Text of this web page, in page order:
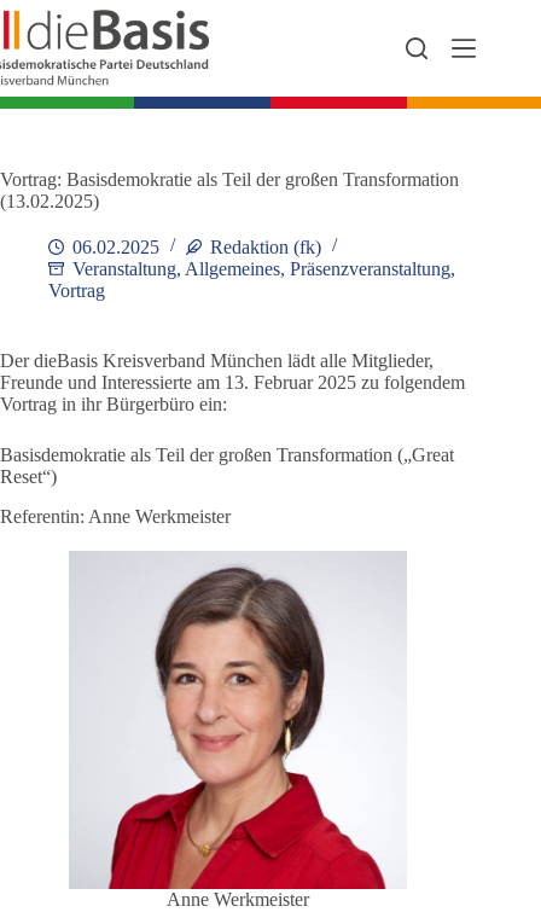
Zum
Inhalt
springen
Vortrag: Basisdemokratie als Teil der großen Transformation
(13.02.2025)
06.02.2025
Redaktion (fk)
Veranstaltung, Allgemeines, Präsenzveranstaltung,
Vortrag
Der dieBasis Kreisverband München lädt alle Mitglieder,
Freunde und Interessierte am 13. Februar 2025 zu folgendem
Vortrag in ihr Bürgerbüro ein:
Basisdemokratie als Teil der großen Transformation („Great
Reset“)
Referentin: Anne Werkmeister
Anne Werkmeister